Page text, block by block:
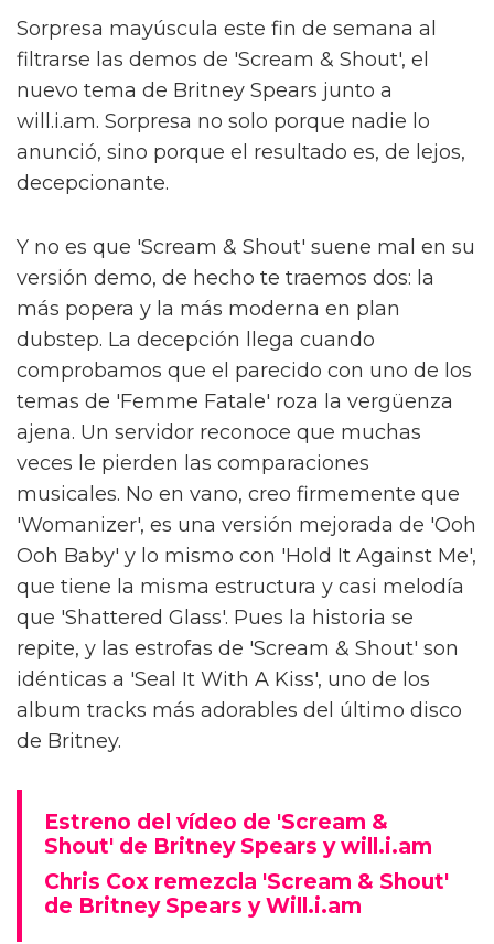
Sorpresa mayúscula este fin de semana al
filtrarse las demos de 'Scream & Shout', el
nuevo tema de Britney Spears junto a
will.i.am. Sorpresa no solo porque nadie lo
anunció, sino porque el resultado es, de lejos,
decepcionante.
Y no es que 'Scream & Shout' suene mal en su
versión demo, de hecho te traemos dos: la
más popera y la más moderna en plan
dubstep. La decepción llega cuando
comprobamos que el parecido con uno de los
temas de 'Femme Fatale' roza la vergüenza
ajena. Un servidor reconoce que muchas
veces le pierden las comparaciones
musicales. No en vano, creo firmemente que
'Womanizer', es una versión mejorada de 'Ooh
Ooh Baby' y lo mismo con 'Hold It Against Me',
que tiene la misma estructura y casi melodía
que 'Shattered Glass'. Pues la historia se
repite, y las estrofas de 'Scream & Shout' son
idénticas a 'Seal It With A Kiss', uno de los
album tracks más adorables del último disco
de Britney.
Estreno del vídeo de 'Scream &
Shout' de Britney Spears y will.i.am
Chris Cox remezcla 'Scream & Shout'
de Britney Spears y Will.i.am